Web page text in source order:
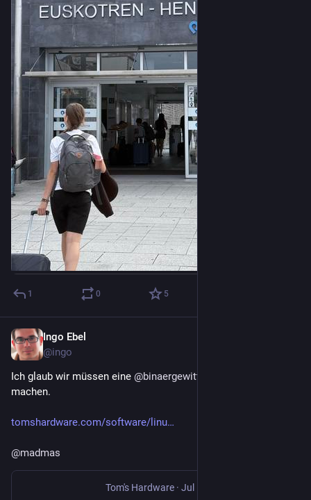
1 0 5
Ingo Ebel
@ingo
Ich glaub wir müssen eine @binaergewitter
machen.
tomshardware.com/software/linu
@madmas
Tom's Hardware · Jul 5